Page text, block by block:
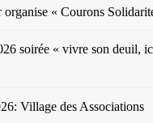
« Courons
soirée « vivre son deuil,
Village des Associations